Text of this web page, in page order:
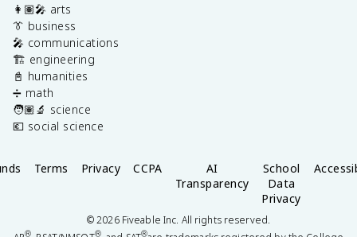
👩🏽‍🎤 arts
👔 business
🎤 communications
🏗️ engineering
📓 humanities
➗ math
🧑🏽‍🔬 science
💶 social science
Terms Privacy CCPA
AI
Transparency
School
Data
Privacy
©2026Fiveable Inc. All rights reserved.
® ® ®